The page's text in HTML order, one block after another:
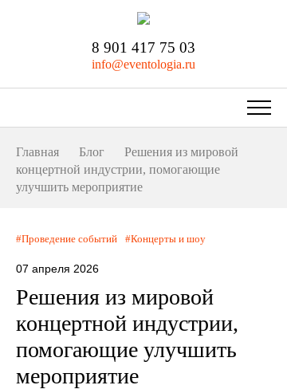
8 901 417 75 03
info@eventologia.ru
Главная Блог
Решения из мировой
концертной индустрии, помогающие
улучшить мероприятие
Проведение событий Концерты и шоу
07 апреля 2026
Решения из мировой
концертной индустрии,
помогающие улучшить
мероприятие